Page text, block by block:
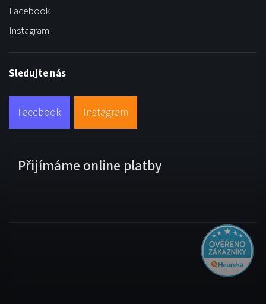
Facebook
Instagram
Sledujte nás
Facebook Instagram
Přijímáme online platby